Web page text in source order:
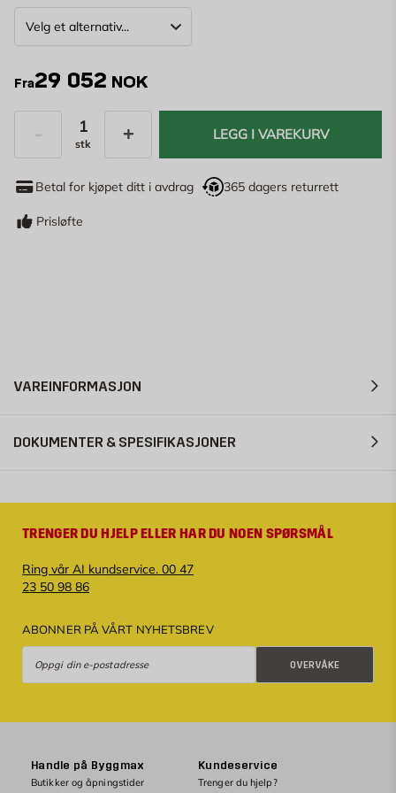
Fra29 052 NOK
stk
LEGG I VAREKURV
Betal for kjøpet ditt i avdrag 365 dagers returrett
Prisløfte
VAREINFORMASJON
DOKUMENTER & SPESIFIKASJONER
TRENGER DU HJELP ELLER HAR DU NOEN SPØRSMÅL
Ring vår AI kundservice. 00 47
23 50 98 86
ABONNER PÅ VÅRT NYHETSBREV
OVERVÅKE
Handle på Byggmax
Butikker og åpningstider
Kundeservice
Trenger du hjelp?